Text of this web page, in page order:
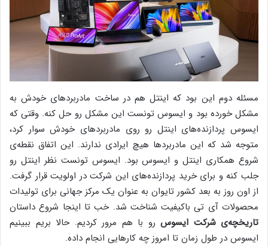
مسئله دوم این بود که اینتل هم در ساخت مادربردهای خودش به
مشکل خورده بود و ایسوس تونست این مشکل رو حل کنه. وقتی که
ایسوس پردازنده‌های اینتل رو روی مادربردهای خودش سوار کرد،
متوجه شد که این مادربردها هیچ ایرادی ندارند. این اتفاق نقطه‌ی
شروع همکاری اینتل و ایسوس بود. ایسوس تونست نظر اینتل رو
جلب کنه و برای خرید پردازنده‌های این شرکت در اولویت قرار گرفت.
از اون روز به بعد کشور تایوان به عنوان یک مرکز جهانی برای تولیدات
محصولات آی تی باکیفیت شناخت شد. خب تا اینجا شروع داستان
تاریخچه‌ی شرکت ایسوس رو با هم مرور کردیم. حالا بریم ببینیم
ایسوس در طول زمان تا امروز چه کارهایی انجام داده.